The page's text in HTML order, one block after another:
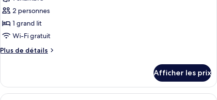
ce
type
de
chambre :
Chambre
2 personnes
1 grand lit
Wi-Fi gratuit
Plus de détails
Plus
Chambre
panoramique
Afficher les prix
Une chambre d’hôtel avec un lit, un